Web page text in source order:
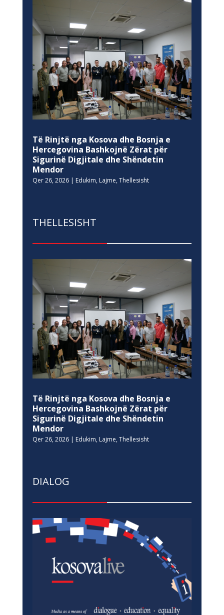
Të Rinjtë nga Kosova dhe Bosnja e
Hercegovina Bashkojnë Zërat për
Sigurinë Digjitale dhe Shëndetin
Mendor
Qer 26, 2026| Edukim, Lajme, Thellesisht
THELLESISHT
Të Rinjtë nga Kosova dhe Bosnja e
Hercegovina Bashkojnë Zërat për
Sigurinë Digjitale dhe Shëndetin
Mendor
Qer 26, 2026| Edukim, Lajme, Thellesisht
DIALOG